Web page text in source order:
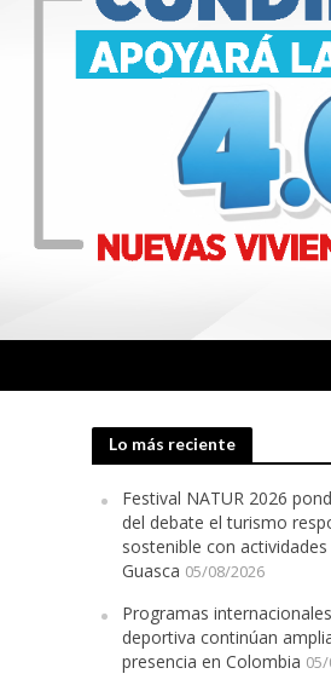
Lo más reciente
Festival NATUR 2026
del debate el turismo
sostenible con
Guasca 05/08/2026
Programas
deportiva continúan
presencia en Colombia